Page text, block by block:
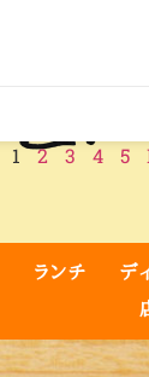
1 2 3 4 5
ランチ デ